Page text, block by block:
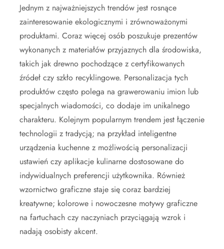
Jednym z najważniejszych trendów jest rosnące
zainteresowanie ekologicznymi i zrównoważonymi
produktami. Coraz więcej osób poszukuje prezentów
wykonanych z materiałów przyjaznych dla środowiska,
takich jak drewno pochodzące z certyfikowanych
źródeł czy szkło recyklingowe. Personalizacja tych
produktów często polega na grawerowaniu imion lub
specjalnych wiadomości, co dodaje im unikalnego
charakteru. Kolejnym popularnym trendem jest łączenie
technologii z tradycją; na przykład inteligentne
urządzenia kuchenne z możliwością personalizacji
ustawień czy aplikacje kulinarne dostosowane do
indywidualnych preferencji użytkownika. Również
wzornictwo graficzne staje się coraz bardziej
kreatywne; kolorowe i nowoczesne motywy graficzne
na fartuchach czy naczyniach przyciągają wzrok i
nadają osobisty akcent.